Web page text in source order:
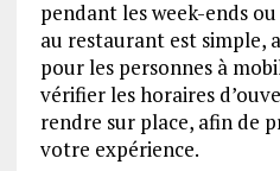
pendant les week-ends ou
au restaurant est simple,
pour les personnes à
vérifier les horaires
rendre sur place, afin de
votre expérience.